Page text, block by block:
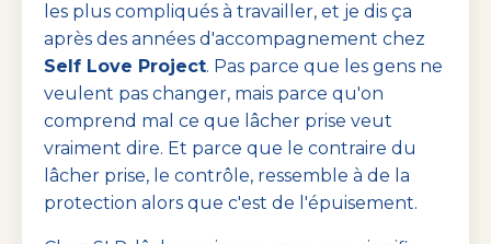
les plus compliqués à travailler, et je dis ça
après des années d'accompagnement chez
Self Love Project. Pas parce que les gens ne
veulent pas changer, mais parce qu'on
comprend mal ce que lâcher prise veut
vraiment dire. Et parce que le contraire du
lâcher prise, le contrôle, ressemble à de la
protection alors que c'est de l'épuisement.